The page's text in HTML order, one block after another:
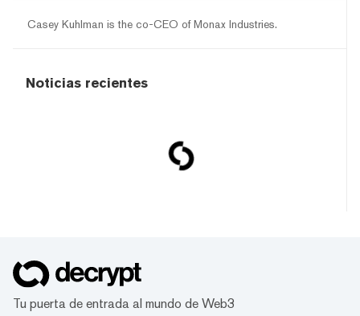
Casey Kuhlman is the co-CEO of Monax Industries.
Noticias recientes
Tu puerta de entrada al mundo de Web3